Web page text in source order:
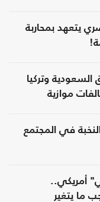
يتعهد بمحاربة
وتركيا
موازية
في المجتمع
أمريكي..
ما يتغير